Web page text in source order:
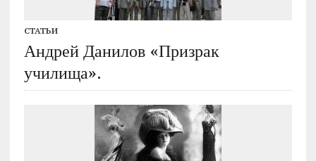
СТАТЬИ
Андрей Данилов «Призрак
училища».